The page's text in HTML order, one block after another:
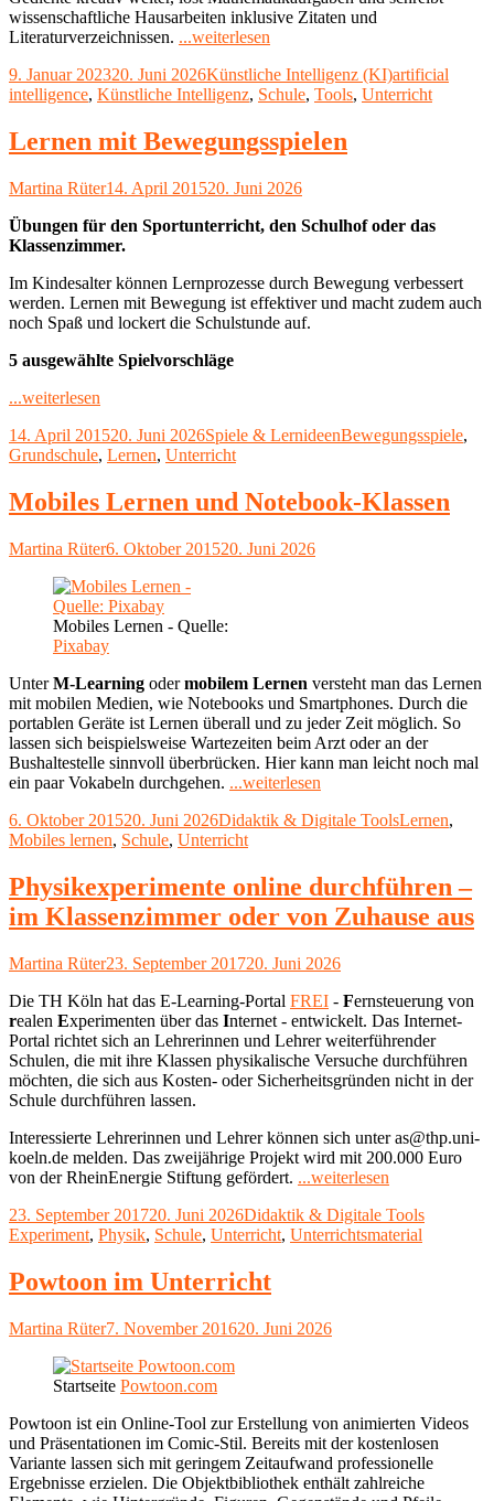
wissenschaftliche Hausarbeiten inklusive Zitaten und
Literaturverzeichnissen. ...weiterlesen
(KI)
in
(digitalen)
Lehre"
Veröffentlicht
am
9. Januar 202320. Juni 2026Kategorien
Künstliche Intelligenz (KI)Schlagwörter
artificial
intelligence, Künstliche Intelligenz, Schule, Tools, Unterricht
Lernen mit Bewegungsspielen
Autor
Martina RüterVeröffentlicht
14. April 201520. Juni 2026
Übungen für den Sportunterricht, den Schulhof oder das
Klassenzimmer.
Im Kindesalter können Lernprozesse durch Bewegung verbessert
werden. Lernen mit Bewegung ist effektiver und macht zudem auch
noch Spaß und lockert die Schulstunde auf.
5 ausgewählte Spielvorschläge
...weiterlesen
Bewegungsspielen"
Veröffentlicht
am
14. April 201520. Juni 2026Kategorien
Spiele & LernideenSchlagwörter
Bewegungsspiele,
Grundschule, Lernen, Unterricht
Mobiles Lernen und Notebook-Klassen
Autor
Martina RüterVeröffentlicht
6. Oktober 201520. Juni 2026
Mobiles Lernen - Quelle:
Pixabay
UnterM-Learning odermobilem Lernen versteht man das Lernen
mit mobilen Medien, wie Notebooks und Smartphones. Durch die
portablen Geräte ist Lernen überall und zu jeder Zeit möglich. So
lassen sich beispielsweise Wartezeiten beim Arzt oder an der
Bushaltestelle sinnvoll überbrücken. Hier kann man leicht noch mal
ein paar Vokabeln durchgehen. ...weiterlesen
und
Veröffentlicht
am
6. Oktober 201520. Juni 2026Kategorien
Didaktik & Digitale ToolsSchlagwörter
Lernen,
Mobiles lernen, Schule, Unterricht
Physikexperimente online durchführen –
im Klassenzimmer oder von Zuhause aus
Autor
Martina RüterVeröffentlicht
23. September 201720. Juni 2026
Die TH Köln hat das E-Learning-Portal FREI - Fernsteuerung von
realen Experimenten über das Internet - entwickelt. Das Internet-
Portal richtet sich an Lehrerinnen und Lehrer weiterführender
Schulen, die mit ihre Klassen physikalische Versuche durchführen
möchten, die sich aus Kosten- oder Sicherheitsgründen nicht in der
Schule durchführen lassen.
Interessierte Lehrerinnen und Lehrer können sich unter as@thp.uni-
koeln.de melden. Das zweijährige Projekt wird mit 200.000 Euro
von der RheinEnergie Stiftung gefördert. ...weiterlesen
durchführen
–
Veröffentlicht
am
23. September 201720. Juni 2026Kategorien
Didaktik & Digitale Tools
Experiment, Physik, Schule, Unterricht, Unterrichtsmaterial
Powtoon im Unterricht
Autor
Martina RüterVeröffentlicht
7. November 201620. Juni 2026
Startseite Powtoon.com
Powtoon ist ein Online-Tool zur Erstellung von animierten Videos
und Präsentationen im Comic-Stil. Bereits mit der kostenlosen
Variante lassen sich mit geringem Zeitaufwand professionelle
Ergebnisse erzielen. Die Objektbibliothek enthält zahlreiche